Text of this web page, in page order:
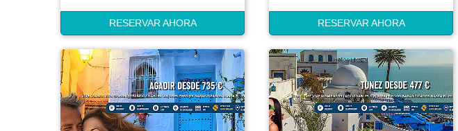
RESERVAR AHORA RESERVAR AHORA